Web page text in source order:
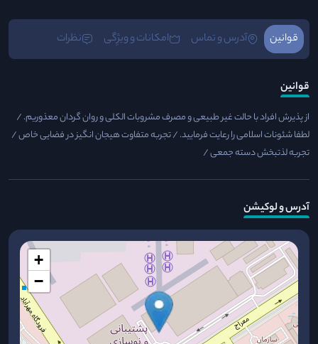
قوانین آدرس و تماس امکانات و ویژِگی نظرات
قوانین
از پذیرش افراد با حالت غیر طبیعی و مصرف مشروبات الکلی و روان گردان معذوریم. /​
لطفا شئونات اسلامی را رعایت فرمایید. / تجربه متفاوت هیجان انگیز در فضایی خاص /
تجربه لذتبخش دسته جمعی /
آدرس و لوکیشن
+
−